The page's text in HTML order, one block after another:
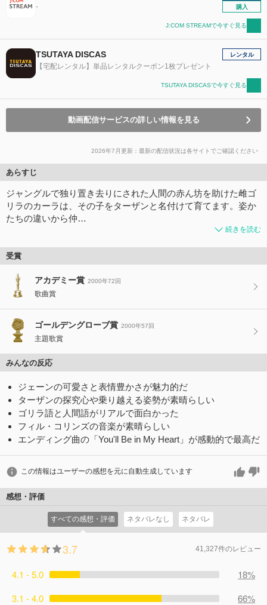
-
購入
J:COM STREAMで今すぐ見る
TSUTAYA DISCAS
【宅配レンタル】単品レンタルクーポン1枚プレゼント
レンタル
TSUTAYA DISCASで今すぐ見る
動画配信サービスの詳しい情報を見る
2026年7月更新：最新の配信状況は各サイトでご確認ください
あらすじ
ジャングルで独り置き去りにされた人間の赤ん坊を助けた雌ゴ
リラのカーラは、その子をターザンと名付けて育てます。姿か
たちの違いから仲…
続きを読む
受賞
アカデミー賞 2000年72回
歌曲賞
ゴールデングローブ賞 2000年57回
主題歌賞
みんなの反応
ジェーンの可愛さと表情豊かさが魅力的だ
ターザンの探究心や乗り越える姿勢が素晴らしい
ゴリラ語と人間語がリアルで面白かった
フィル・コリンズの音楽が素晴らしい
エンディング曲の「You'll Be in My Heart」が感動的で最高だ
この情報はユーザーの感想を元に自動生成しています
感想・評価
すべての感想・評価 ネタバレなし ネタバレ
3.7 41,327件のレビュー
4.1 - 5.0
18%
3.1 - 4.0
66%